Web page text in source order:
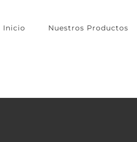
Inicio Nuestros Productos